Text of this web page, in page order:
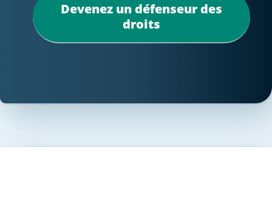
Devenez un défenseur des
droits